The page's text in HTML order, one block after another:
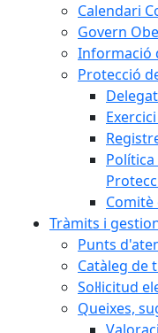
Calendari
Govern
Informació
Protecció
Tràmits i
Punts
Catàleg de
Sol·licitud
Queixes,